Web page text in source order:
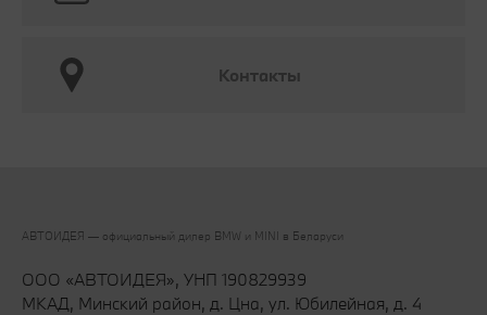
Контакты
АВТОИДЕЯ — официальный дилер BMW и MINI в Беларуси‎
ООО «АВТОИДЕЯ», УНП 190829939
МКАД, Минский район, д. Цна, ул. Юбилейная, д. 4